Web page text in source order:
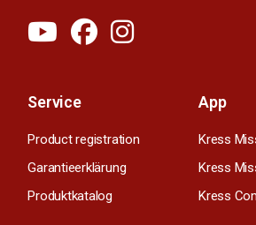
Service
Product registration
Garantieerklärung
Produktkatalog
App
Kress
Kress
Kress